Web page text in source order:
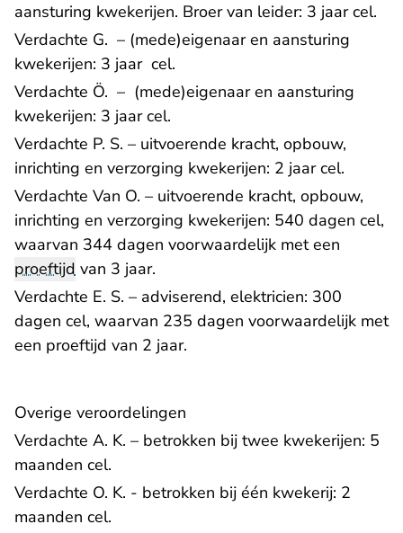
aansturing kwekerijen. Broer van leider: 3 jaar cel.
Verdachte G. – (mede)eigenaar en aansturing
kwekerijen: 3 jaar cel.
Verdachte Ö. – (mede)eigenaar en aansturing
kwekerijen: 3 jaar cel.
Verdachte P. S. – uitvoerende kracht, opbouw,
inrichting en verzorging kwekerijen: 2 jaar cel.
Verdachte Van O. – uitvoerende kracht, opbouw,
inrichting en verzorging kwekerijen: 540 dagen cel,
waarvan 344 dagen voorwaardelijk met een
proeftijd van 3 jaar.
Verdachte E. S. – adviserend, elektricien: 300
dagen cel, waarvan 235 dagen voorwaardelijk met
een proeftijd van 2 jaar.
Overige veroordelingen
Verdachte A. K. – betrokken bij twee kwekerijen: 5
maanden cel.
Verdachte O. K. - betrokken bij één kwekerij: 2
maanden cel.